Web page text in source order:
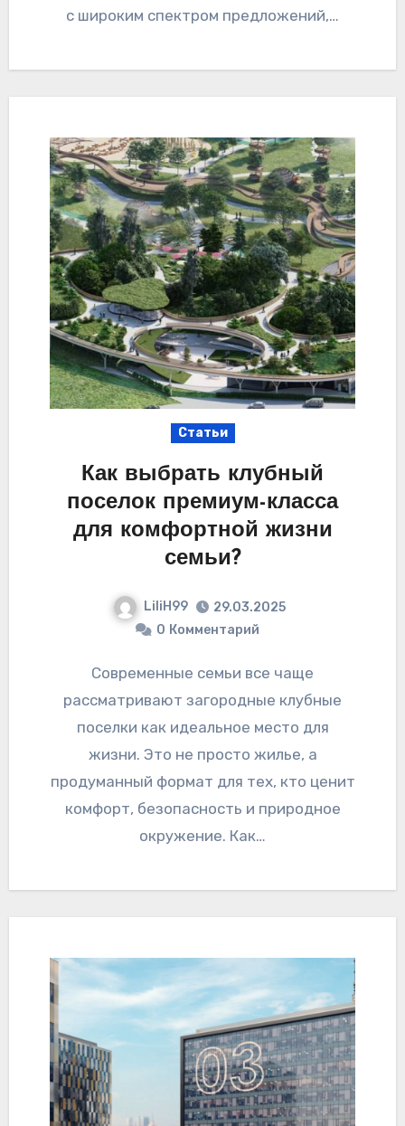
с широким спектром предложений,…
Статьи
Как выбрать клубный
поселок премиум-класса
для комфортной жизни
семьи?
LiliH99
29.03.2025
0 Комментарий
Современные семьи все чаще
рассматривают загородные клубные
поселки как идеальное место для
жизни. Это не просто жилье, а
продуманный формат для тех, кто ценит
комфорт, безопасность и природное
окружение. Как…